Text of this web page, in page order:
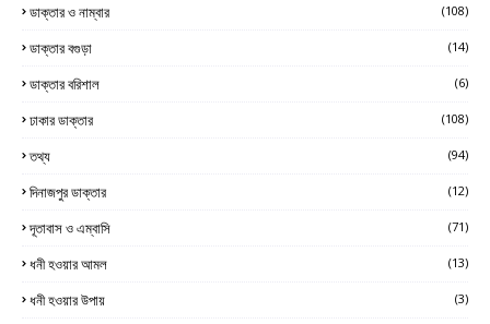
ডাক্তার ও নাম্বার (108)
ডাক্তার বগুড়া (14)
ডাক্তার বরিশাল (6)
ঢাকার ডাক্তার (108)
তথ্য (94)
দিনাজপুর ডাক্তার (12)
দূতাবাস ও এম্বাসি (71)
ধনী হওয়ার আমল (13)
ধনী হওয়ার উপায় (3)